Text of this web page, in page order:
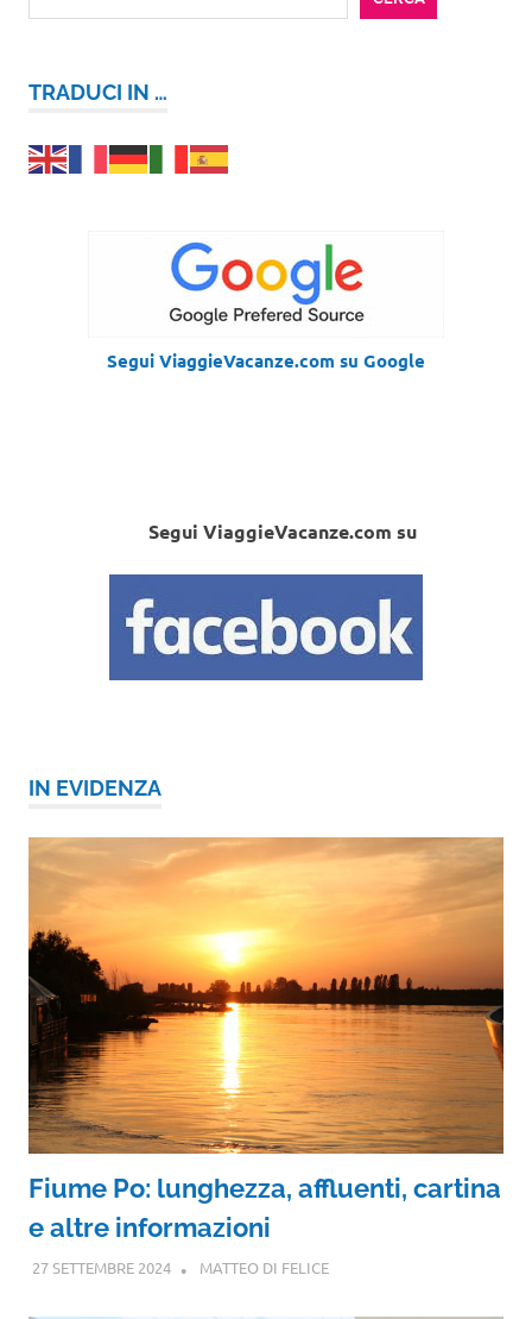
TRADUCI IN …
Segui ViaggieVacanze.com su Google
Segui ViaggieVacanze.com su
IN EVIDENZA
Fiume Po: lunghezza, affluenti, cartina
e altre informazioni
27 SETTEMBRE 2024 MATTEO DI FELICE